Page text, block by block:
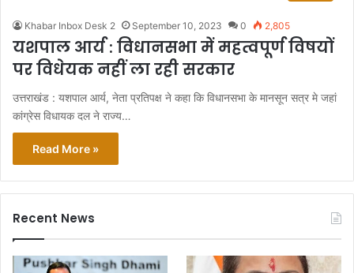
Khabar Inbox Desk 2 September 10, 2023 0 2,805
यशपाल आर्य : विधानसभा में महत्वपूर्ण विषयों
पर विधेयक नहीं ला रही सरकार
उत्तराखंड : यशपाल आर्य, नेता प्रतिपक्ष ने कहा कि विधानसभा के मानसून सत्र मे जहां
कांग्रेस विधायक दल ने राज्य…
Read More »
Recent News